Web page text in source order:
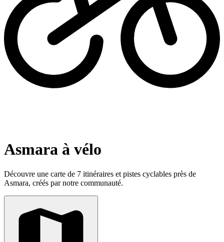
Asmara à vélo
Découvre une carte de 7 itinéraires et pistes cyclables près de
Asmara, créés par notre communauté.